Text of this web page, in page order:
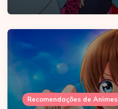
Recomendações de Animes